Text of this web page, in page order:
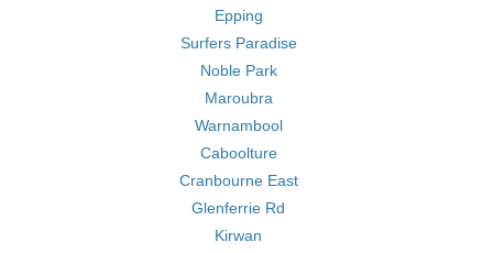
Epping
Surfers Paradise
Noble Park
Maroubra
Warnambool
Caboolture
Cranbourne East
Glenferrie Rd
Kirwan